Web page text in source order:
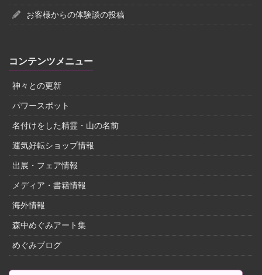
お客様からの体験談の投稿
コンテンツメニュー
神々との更新
パワースポット
名付けをした精霊・山の名前
運気好転ショップ情報
出展・フェア情報
メディア・書籍情報
海外情報
森中めぐみアート集
めぐみブログ